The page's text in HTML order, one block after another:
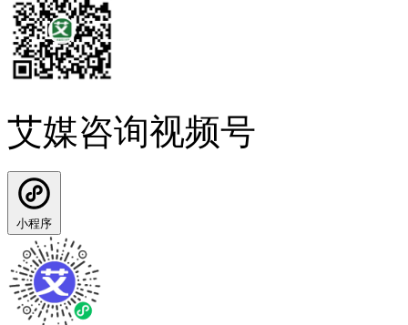
艾媒咨询视频号
小程序